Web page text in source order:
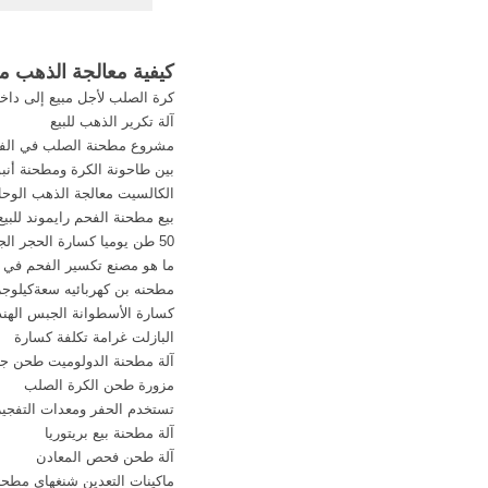
أعرف أكثر, طرق
learn.
كيفية معالجة الذهب
كرة الصلب لأجل مبيع إلى
آلة تكرير الذهب للبيع
مشروع مطحنة الصلب في
بين طاحونة الكرة ومطحنة
الكالسيت معالجة الذهب
بيع مطحنة الفحم رايموند
50 طن يوميا كسارة الحجر الجيري ايطاليا
ما هو مصنع تكسير الفحم في
مطحنه بن كهربائيه
كسارة الأسطوانة الجبس
البازلت غرامة تكلفة كسارة
آلة مطحنة الدولوميت طحن
مزورة طحن الكرة الصلب
تستخدم الحفر ومعدات التفجير
آلة مطحنة بيع بريتوريا
آلة طحن فحص المعادن
ماكينات التعدين شنغهاي